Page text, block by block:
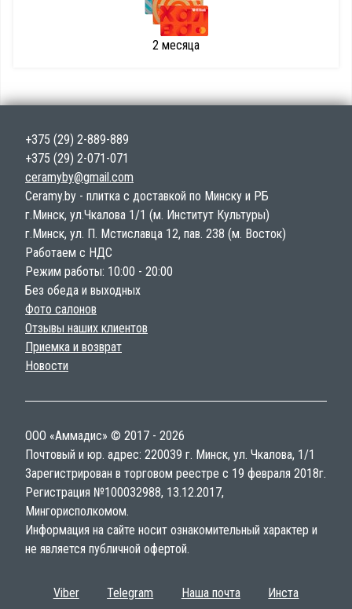
2 месяца
+375 (29) 2-889-889
+375 (29) 2-071-071
ceramyby@gmail.com
Ceramy.by - плитка с доставкой по Минску и РБ
г.Минск, ул.Чкалова 1/1 (м. Институт Культуры)
г.Минск, ул. П. Мстиславца 12, пав. 238 (м. Восток)
Работаем с НДС
Режим работы: 10:00 - 20:00
Без обеда и выходных
Фото салонов
Отзывы наших клиентов
Приемка и возврат
Новости
ООО «Аммадис» © 2017 - 2026
Почтовый и юр. адрес: 220039 г. Минск, ул. Чкалова, 1/1
Зарегистрирован в торговом реестре с 19 февраля 2018г.
Регистрация №100032988, 13.12.2017,
Мингорисполкомом.
Информация на сайте носит ознакомительный характер и
не является публичной офертой.
Viber Telegram Наша почта Инста